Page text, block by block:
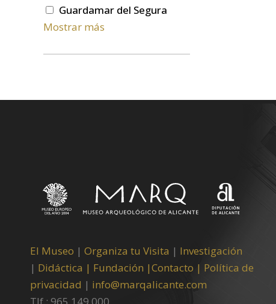
Guardamar del Segura
Mostrar más
El Museo | Organiza tu Visita | Investigación
| Didáctica | Fundación |Contacto | Política de
privacidad | info@marqalicante.com
Tlf.: 965 149 000